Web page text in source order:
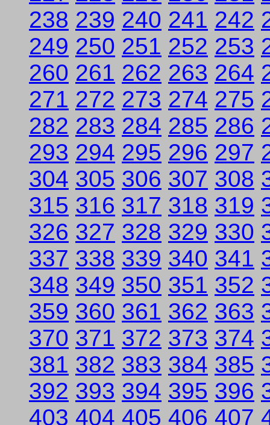
238 239 240 241 242
249 250 251 252 253
260 261 262 263 264
271 272 273 274 275
282 283 284 285 286
293 294 295 296 297
304 305 306 307 308
315 316 317 318 319
326 327 328 329 330
337 338 339 340 341
348 349 350 351 352
359 360 361 362 363
370 371 372 373 374
381 382 383 384 385
392 393 394 395 396
403 404 405 406 407